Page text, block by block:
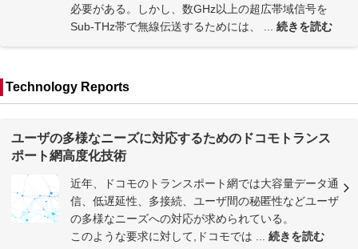
必要がある。しかし、数GHz以上の超広帯域信号を
Sub-THz帯で無線伝送するためには、 ... 続きを読む
Technology Reports
ユーザの多様なニーズに対応するためのドコモトランス
ポート網高度化技術
近年、ドコモのトランスポート網では大容量データ通
信、低遅延性、多接続、ユーザ間の秘匿性などユーザ
の多様なニーズへの対応が求められている。
このような要求に対して,ドコモでは ... 続きを読む